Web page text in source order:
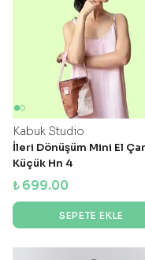
Kabuk Studio
İleri Dönüşüm Mini El
Küçük Hn 4
₺ 699.00
SEPETE EKLE